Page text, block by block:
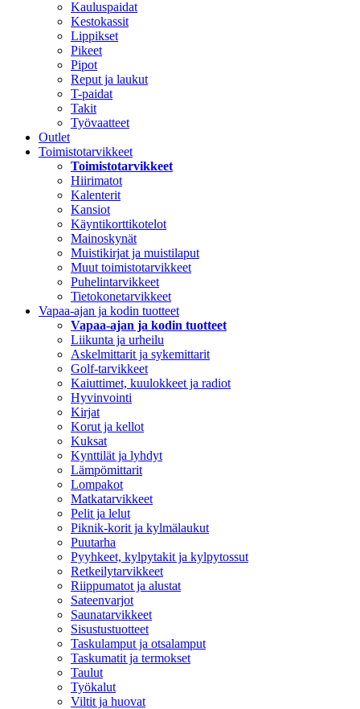
Kauluspaidat
Kestokassit
Lippikset
Pikeet
Pipot
Reput ja laukut
T-paidat
Takit
Työvaatteet
Outlet
Toimistotarvikkeet
Toimistotarvikkeet
Hiirimatot
Kalenterit
Kansiot
Käyntikorttikotelot
Mainoskynät
Muistikirjat ja muistilaput
Muut toimistotarvikkeet
Puhelintarvikkeet
Tietokonetarvikkeet
Vapaa-ajan ja kodin tuotteet
Vapaa-ajan ja kodin tuotteet
Liikunta ja urheilu
Askelmittarit ja sykemittarit
Golf-tarvikkeet
Kaiuttimet, kuulokkeet ja radiot
Hyvinvointi
Kirjat
Korut ja kellot
Kuksat
Kynttilät ja lyhdyt
Lämpömittarit
Lompakot
Matkatarvikkeet
Pelit ja lelut
Piknik-korit ja kylmälaukut
Puutarha
Pyyhkeet, kylpytakit ja kylpytossut
Retkeilytarvikkeet
Riippumatot ja alustat
Sateenvarjot
Saunatarvikkeet
Sisustustuotteet
Taskulamput ja otsalamput
Taskumatit ja termokset
Taulut
Työkalut
Viltit ja huovat